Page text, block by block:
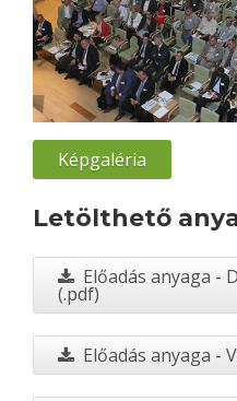
Képgaléria
Letölthető
Előadás anyaga -
(.pdf)
Előadás anyaga -